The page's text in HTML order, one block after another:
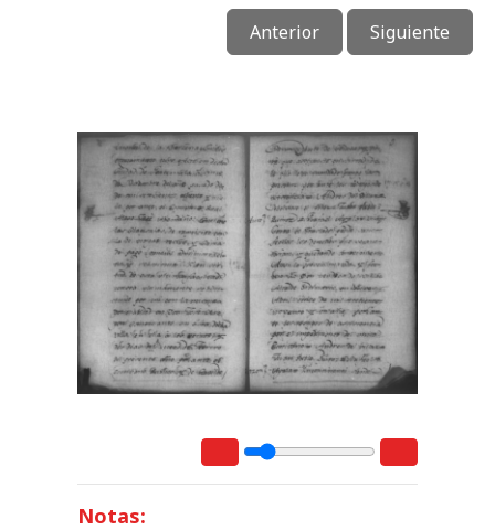
Anterior Siguiente
Notas: